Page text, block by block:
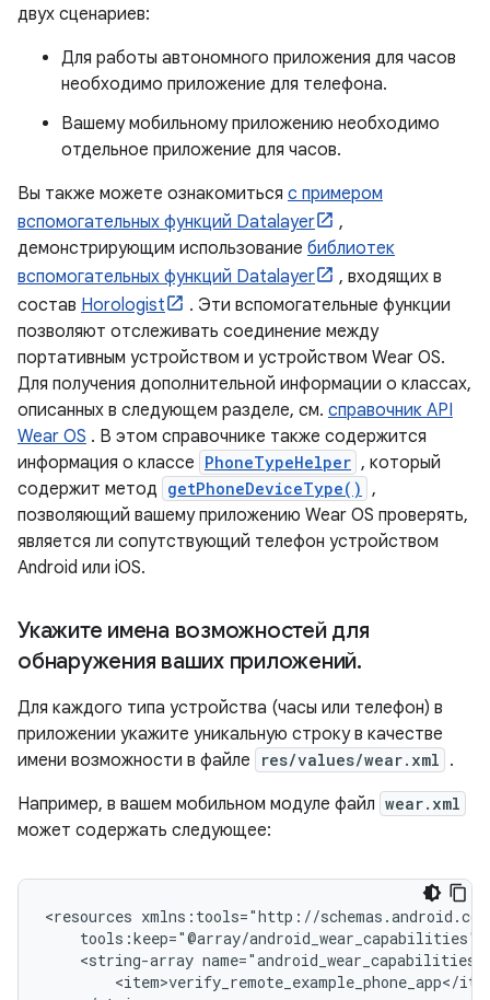
двух сценариев:
Для работы автономного приложения для часов
необходимо приложение для телефона.
Вашему мобильному приложению необходимо
отдельное приложение для часов.
Вы также можете ознакомиться с примером
вспомогательных функций Datalayer
,
демонстрирующим использование библиотек
вспомогательных функций Datalayer
, входящих в
состав Horologist
. Эти вспомогательные функции
позволяют отслеживать соединение между
портативным устройством и устройством Wear OS.
Для получения дополнительной информации о классах,
описанных в следующем разделе, см. справочник API
Wear OS . В этом справочнике также содержится
информация о классе PhoneTypeHelper , который
содержит метод getPhoneDeviceType() ,
позволяющий вашему приложению Wear OS проверять,
является ли сопутствующий телефон устройством
Android или iOS.
Укажите имена возможностей для
обнаружения ваших приложений.
Для каждого типа устройства (часы или телефон) в
приложении укажите уникальную строку в качестве
имени возможности в файле
res/values/wear.xml .
Например, в вашем мобильном модуле файл wear.xml
может содержать следующее:
<resources
<string-array